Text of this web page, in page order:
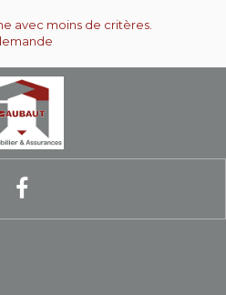
avec moins de critères.